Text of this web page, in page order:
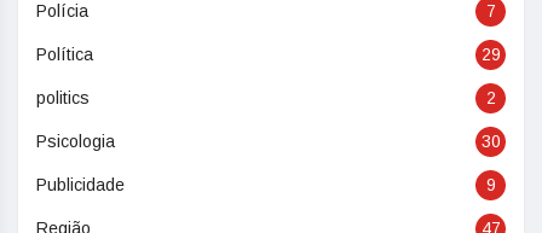
Polícia 7
Política 29
politics 2
Psicologia 30
Publicidade 9
Região 47